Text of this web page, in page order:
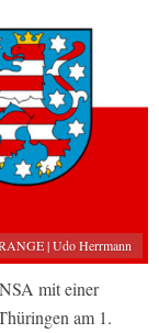
| Udo Herrmann
mit einer
am 1.